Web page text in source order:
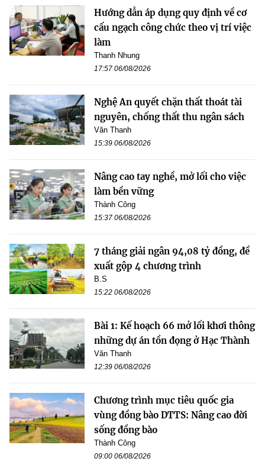
Hướng dẫn áp dụng quy định về cơ
cấu ngạch công chức theo vị trí việc
làm
Thanh Nhung
17:57 06/08/2026
Nghệ An quyết chặn thất thoát tài
nguyên, chống thất thu ngân sách
Văn Thanh
15:39 06/08/2026
Nâng cao tay nghề, mở lối cho việc
làm bền vững
Thành Công
15:37 06/08/2026
7 tháng giải ngân 94,08 tỷ đồng, đề
xuất gộp 4 chương trình
B.S
15:22 06/08/2026
Bài 1: Kế hoạch 66 mở lối khơi thông
những dự án tồn đọng ở Hạc Thành
Văn Thanh
12:39 06/08/2026
Chương trình mục tiêu quốc gia
vùng đồng bào DTTS: Nâng cao đời
sống đồng bào
Thành Công
09:00 06/08/2026